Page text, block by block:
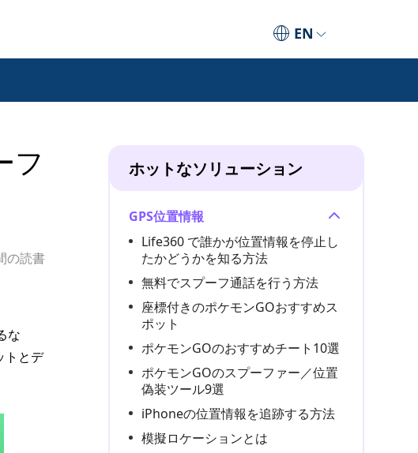
EN
フ
の読書
な
トとデ
ホットなソリューション
GPS位置情報
Life360 で誰かが位置情報を停止し
たかどうかを知る方法
無料でスプーフ通話を行う方法
座標付きのポケモンGOおすすめス
ポット
ポケモンGOのおすすめチート10選
ポケモンGOのスプーファー／位置
偽装ツール9選
iPhoneの位置情報を追跡する方法
模擬ロケーションとは